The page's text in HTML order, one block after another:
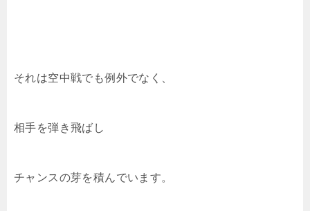
それは空中戦でも例外でなく、
相手を弾き飛ばし
チャンスの芽を積んでいます。